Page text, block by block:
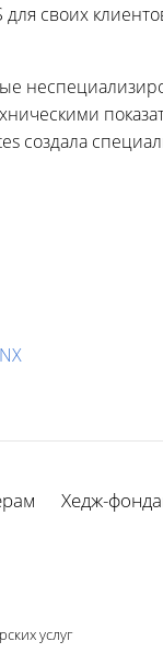
своих
создала
Хедж-
услуг